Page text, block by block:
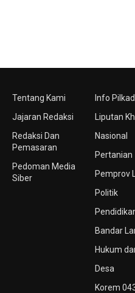
Tentang Kami
Jajaran Redaksi
Redaksi Dan
Pemasaran
Pedoman Media
Siber
Info
Liputan
Nasional
Pertanian
Pemprov
Politik
Bandar
Hukum
Desa
Korem